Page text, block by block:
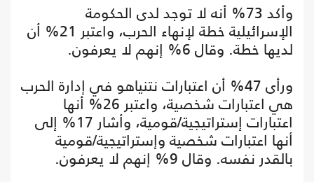
وأكد 73% أنه لا توجد لدى الحكومة
الإسرائيلية خطة لإنهاء الحرب، واعتبر 21% أن
لديها خطة. وقال 6% إنهم لا يعرفون.
ورأى 47% أن اعتبارات نتنياهو في إدارة الحرب
هي اعتبارات شخصية، واعتبر 26% أنها
اعتبارات إستراتيجية/قومية، وأشار 17% إلى
أنها اعتبارات شخصية وإستراتيجية/قومية
بالقدر نفسه. وقال 9% إنهم لا يعرفون.